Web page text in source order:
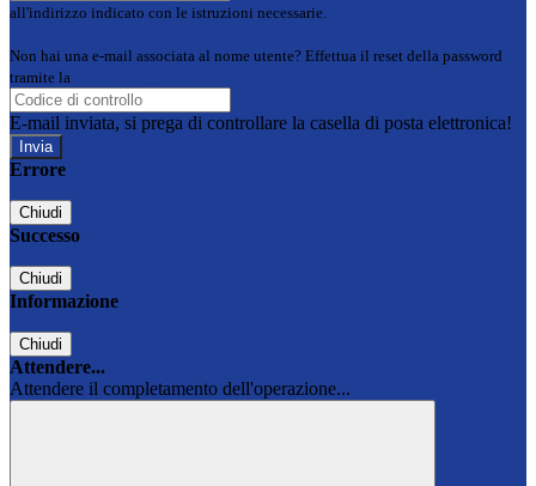
all'indirizzo indicato con le istruzioni necessarie.
Non hai una e-mail associata al nome utente? Effettua il reset della password
tramite la
E-mail inviata, si prega di controllare la casella di posta elettronica!
Errore
Chiudi
Successo
Chiudi
Informazione
Chiudi
Attendere...
Attendere il completamento dell'operazione...